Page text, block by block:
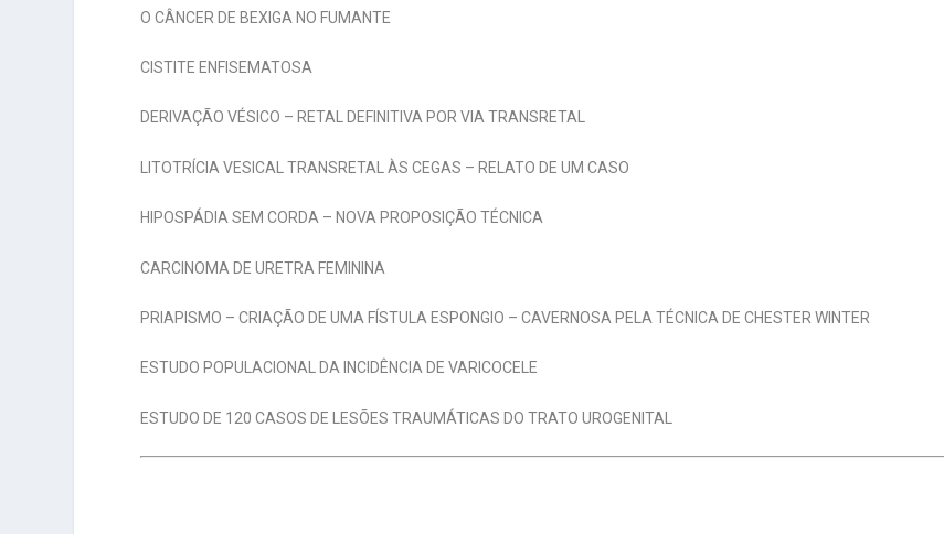
O CÂNCER DE BEXIGA NO FUMANTE
CISTITE ENFISEMATOSA
DERIVAÇÃO VÉSICO – RETAL DEFINITIVA POR VIA TRANSRETAL
LITOTRÍCIA VESICAL TRANSRETAL ÀS CEGAS – RELATO DE UM CASO
HIPOSPÁDIA SEM CORDA – NOVA PROPOSIÇÃO TÉCNICA
CARCINOMA DE URETRA FEMININA
PRIAPISMO – CRIAÇÃO DE UMA FÍSTULA ESPONGIO – CAVERNOSA PELA TÉCNICA DE CHESTER WINTER
ESTUDO POPULACIONAL DA INCIDÊNCIA DE VARICOCELE
ESTUDO DE 120 CASOS DE LESÕES TRAUMÁTICAS DO TRATO UROGENITAL